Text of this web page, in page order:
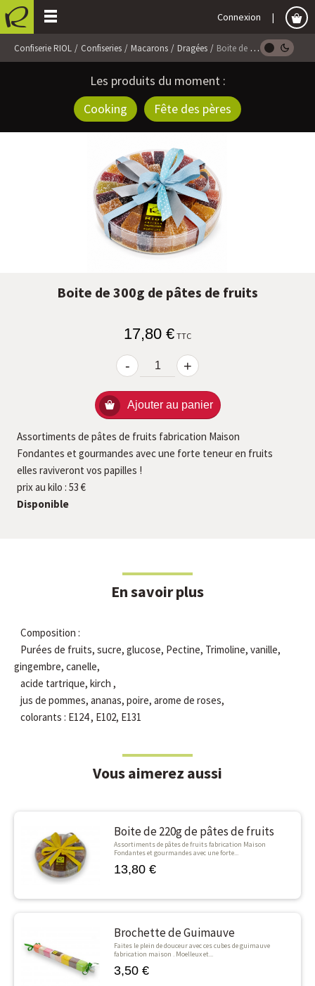
Connexion
Confiserie RIOL Confiseries Macarons Dragées Boite de 300g de pâtes de fruits
Les produits du moment :
Cooking
Fête des pères
Boite de 300g de pâtes de fruits
Assortiments de pâtes de fruits fabrication Maison
Fondantes et gourmandes avec une forte teneur en fruits
elles raviveront vos papilles !
prix au kilo : 53 €
Disponible
17,80 € TTC
- +
Ajouter au panier
En savoir plus
Composition :
Purées de fruits, sucre, glucose, Pectine, Trimoline, vanille,
gingembre, canelle,
acide tartrique, kirch ,
jus de pommes, ananas, poire, arome de roses,
colorants : E124 , E102, E131
Vous aimerez aussi
Boite de 220g de pâtes de fruits
Assortiments de pâtes de fruits fabrication Maison
Fondantes et gourmandes avec une forte...
13,80 €
Brochette de Guimauve
Faites le plein de douceur avec ces cubes de guimauve
fabrication maison . Moelleux et...
3,50 €